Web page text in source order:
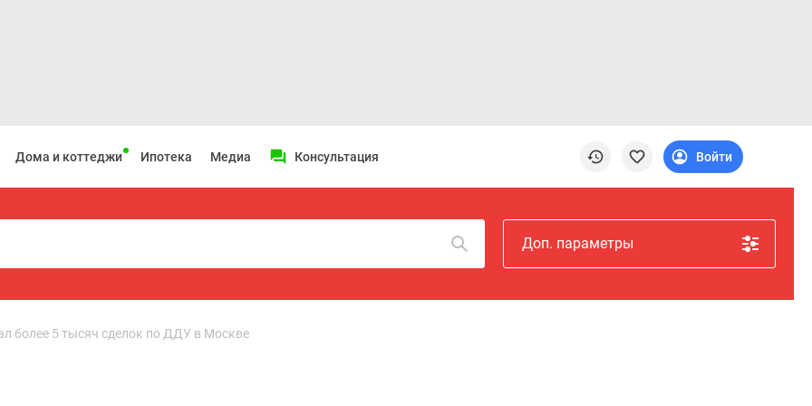
Дома и коттеджи Ипотека Медиа Консультация Войти
Доп. параметры
более 5 тысяч сделок по ДДУ в Москве